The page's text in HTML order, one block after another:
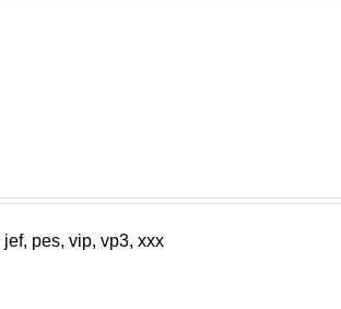
pes, vip, vp3, xxx